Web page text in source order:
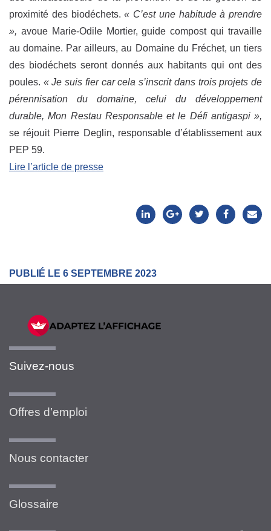
proximité des biodéchets.« C’est une habitude à prendre
», avoue Marie-Odile Mortier, guide compost qui travaille
au domaine. Par ailleurs, au Domaine du Fréchet, un tiers
des biodéchets seront donnés aux habitants qui ont des
poules. « Je suis fier car cela s’inscrit dans trois projets de
pérennisation du domaine, celui du développement
durable, Mon Restau Responsable et le Défi antigaspi »,
se réjouit Pierre Deglin, responsable d’établissement aux
PEP 59.
Lire l’article de presse
PUBLIÉ LE 6 SEPTEMBRE 2023
Suivez-nous
Offres d’emploi
Nous contacter
Glossaire